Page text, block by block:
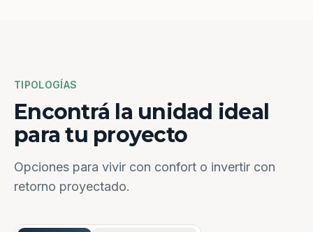
TIPOLOGÍAS
Encontrá la unidad ideal
para tu proyecto
Opciones para vivir con confort o invertir con
retorno proyectado.